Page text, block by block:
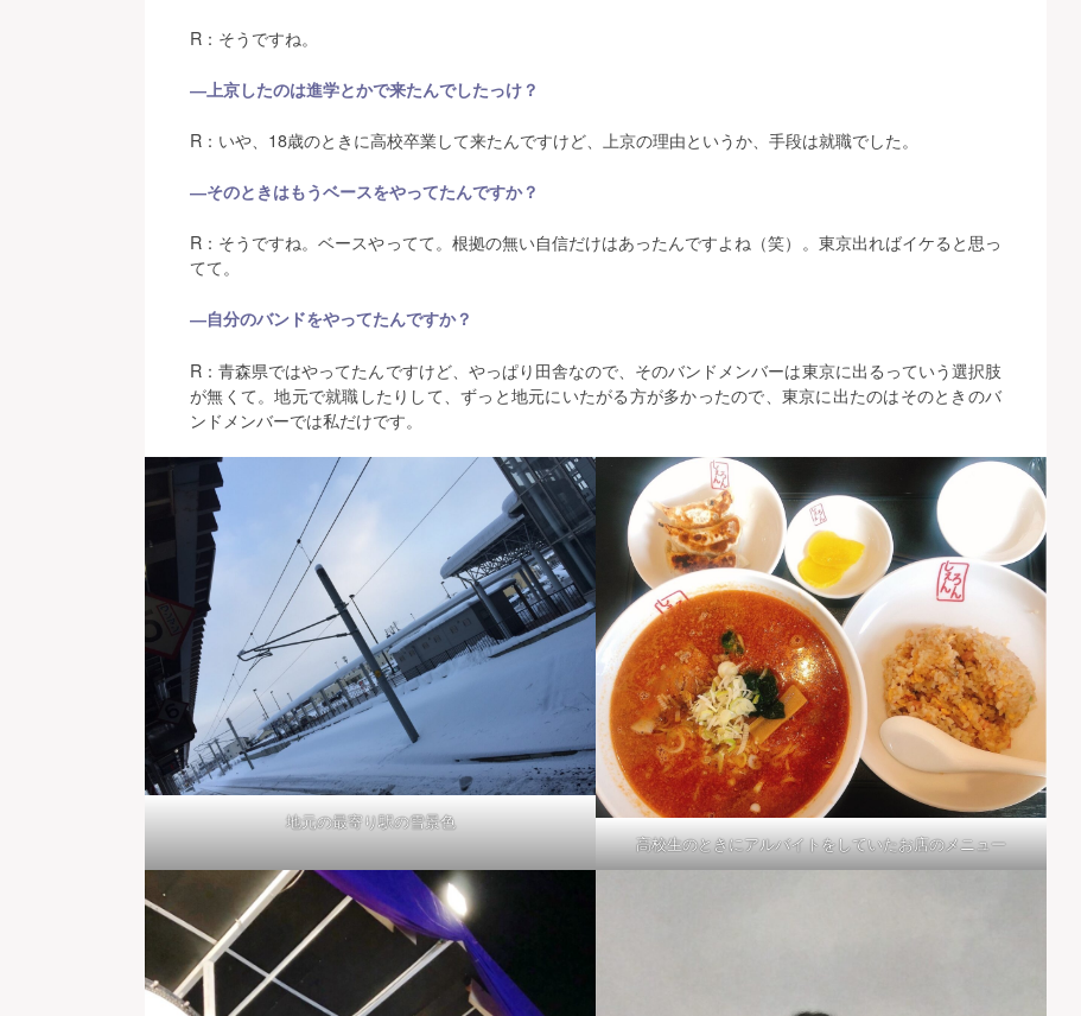
R：そうですね。
―上京したのは進学とかで来たんでしたっけ？
R：いや、18歳のときに高校卒業して来たんですけど、上京の理由というか、手段は就職でした。
―そのときはもうベースをやってたんですか？
R：そうですね。ベースやってて。根拠の無い自信だけはあったんですよね（笑）。東京出ればイケると思っ
てて。
―自分のバンドをやってたんですか？
R：青森県ではやってたんですけど、やっぱり田舎なので、そのバンドメンバーは東京に出るっていう選択肢
が無くて。地元で就職したりして、ずっと地元にいたがる方が多かったので、東京に出たのはそのときのバ
ンドメンバーでは私だけです。
地元の最寄り駅の雪景色
高校生のときにアルバイトをしていたお店のメニュー